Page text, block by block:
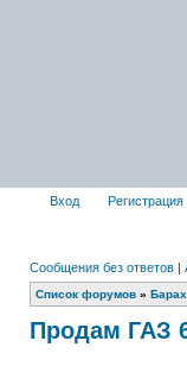
Вход Регистрация
Сообщения без ответов |
Список форумов »
Продам ГАЗ